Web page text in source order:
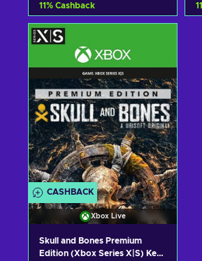
11% Cashback
Zum Warenkorb
Angebote ansehen
11
CASHBACK
Xbox Live
Skull and Bones Premium
Edition (Xbox Series X|S) Key